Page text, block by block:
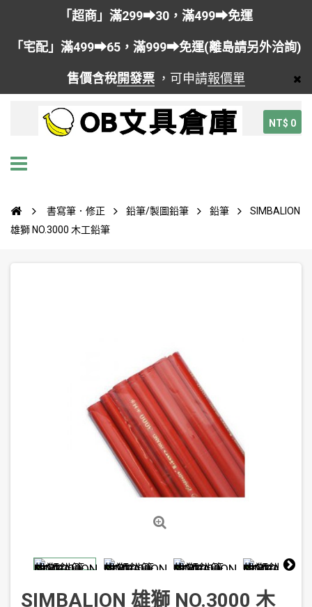
「超商」滿299➡30，滿499➡免運
「宅配」滿499➡65，滿999➡免運(離島請另外洽詢)
售價含稅開發票 ，可申請報價單
NT$ 0
書寫筆．修正 鉛筆/製圖鉛筆 鉛筆
SIMBALION
雄獅 NO.3000 木工鉛筆
SIMBALION 雄獅 NO.3000 木